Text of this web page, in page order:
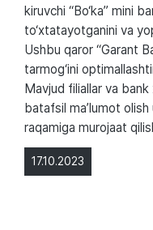
17.10.2023
kiruvchi “Bo‘ka” mini
to‘xtatayotganini va
Ushbu qaror “Garant
tarmog‘ini
Mavjud filiallar va
batafsil ma’lumot
raqamiga murojaat